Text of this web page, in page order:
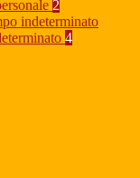
2
indeterminato
4